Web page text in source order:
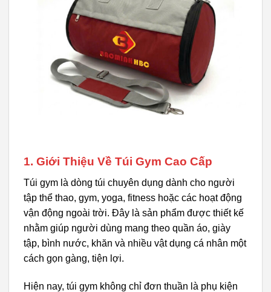
1. Giới Thiệu Về Túi Gym Cao Cấp
Túi gym là dòng túi chuyên dụng dành cho người
tập thể thao, gym, yoga, fitness hoặc các hoạt động
vận động ngoài trời. Đây là sản phẩm được thiết kế
nhằm giúp người dùng mang theo quần áo, giày
tập, bình nước, khăn và nhiều vật dụng cá nhân một
cách gọn gàng, tiện lợi.
Hiện nay, túi gym không chỉ đơn thuần là phụ kiện